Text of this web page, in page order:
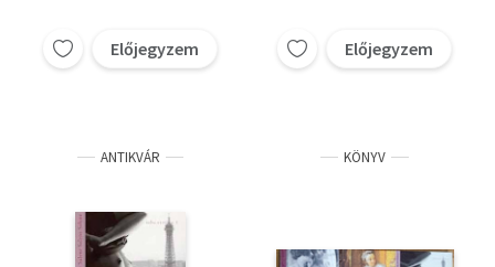
Előjegyzem Előjegyzem
ANTIKVÁR KÖNYV